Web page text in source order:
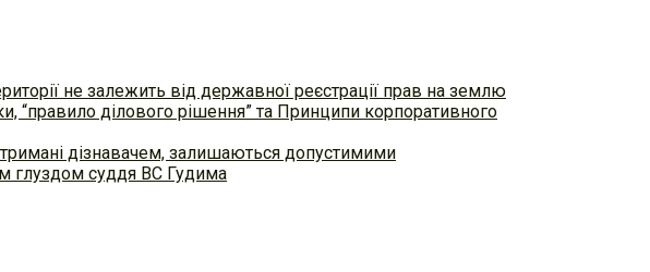
не залежить від державної реєстрації прав на землю
“правило ділового рішення” та Принципи корпоративного
дізнавачем, залишаються допустимими
глуздом суддя ВС Гудима